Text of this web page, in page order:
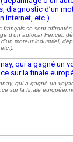
français se sont
d’un autocar Fencer,
moteur industriel,
qui a gagné un
sur la finale